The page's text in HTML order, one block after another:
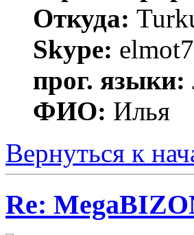
Откуда:
Skype:
прог. языки:
ФИО: Илья
Вернуться к
Re: